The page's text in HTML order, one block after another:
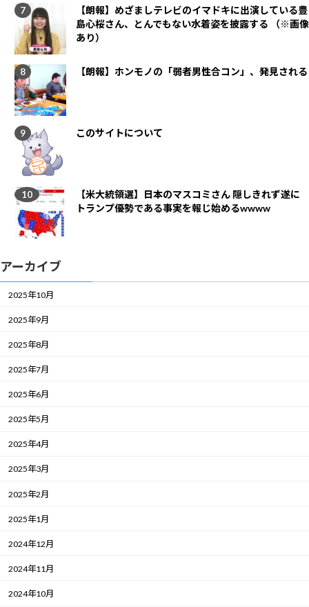
【朗報】めざましテレビのイマドキに出演している豊
島心桜さん、とんでもない水着姿を披露する （※画像
あり）
【朗報】ホンモノの「弱者男性合コン」、発見される
このサイトについて
【米大統領選】日本のマスコミさん 隠しきれず遂に
トランプ優勢である事実を報じ始めるwwww
アーカイブ
2025年10月
2025年9月
2025年8月
2025年7月
2025年6月
2025年5月
2025年4月
2025年3月
2025年2月
2025年1月
2024年12月
2024年11月
2024年10月